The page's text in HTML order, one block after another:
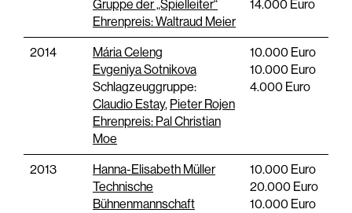
Gruppe der „Spielleiter“
Ehrenpreis: Waltraud Meier
14.000 Euro
2014
Mária Celeng
Evgeniya Sotnikova
Schlagzeuggruppe:
Claudio Estay, Pieter Rojen
Ehrenpreis: Pal Christian
Moe
10.000 Euro
10.000 Euro
4.000 Euro
2013
Hanna-Elisabeth Müller
Technische
Bühnenmannschaft
10.000 Euro
20.000 Euro
10.000 Euro